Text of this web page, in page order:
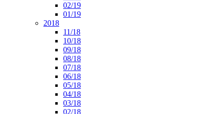
02/19
01/19
2018
11/18
10/18
09/18
08/18
07/18
06/18
05/18
04/18
03/18
02/18